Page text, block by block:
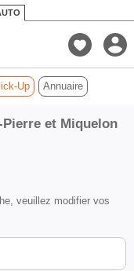
Up Annuaire
et Miquelon
veuillez modifier vos